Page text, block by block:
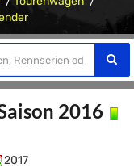
2016
2017